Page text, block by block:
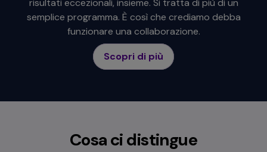
risultati eccezionali, insieme. Si tratta di più di un
semplice programma. È così che crediamo debba
funzionare una collaborazione.
Scopri di più
Cosa ci distingue